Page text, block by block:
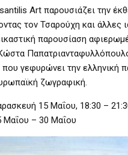
Art παρουσιάζει την
τον Τσαρούχη και άλλες
παρουσίαση
που γεφυρώνει την ελληνική
ζωγραφική.
15 Μαΐου, 18:30 –
Μαΐου – 30 Μαΐου